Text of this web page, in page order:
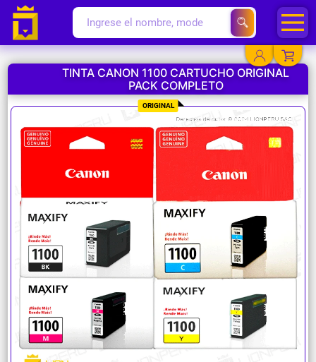
YA EXISTO
SOY NUEVO
TINTA CANON 1100 CARTUCHO ORIGINAL
PACK COMPLETO
ORIGINAL